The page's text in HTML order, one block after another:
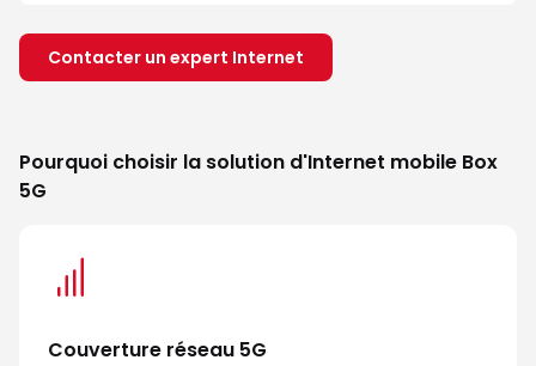
Contacter un expert Internet
Pourquoi choisir la solution d'Internet mobile Box
5G
Couverture réseau 5G